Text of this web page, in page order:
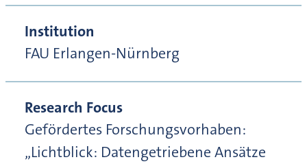
Institution
FAU Erlangen-Nürnberg
Research Focus
Gefördertes Forschungsvorhaben:
„Lichtblick: Datengetriebene Ansätze